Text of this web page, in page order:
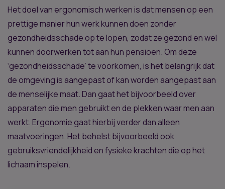
Het doel van ergonomisch werken is dat mensen op een
prettige manier hun werk kunnen doen zonder
gezondheidsschade op te lopen, zodat ze gezond en wel
kunnen doorwerken tot aan hun pensioen. Om deze
‘gezondheidsschade’ te voorkomen, is het belangrijk dat
de omgeving is aangepast of kan worden aangepast aan
de menselijke maat. Dan gaat het bijvoorbeeld over
apparaten die men gebruikt en de plekken waar men aan
werkt. Ergonomie gaat hierbij verder dan alleen
maatvoeringen. Het behelst bijvoorbeeld ook
gebruiksvriendelijkheid en fysieke krachten die op het
lichaam inspelen.